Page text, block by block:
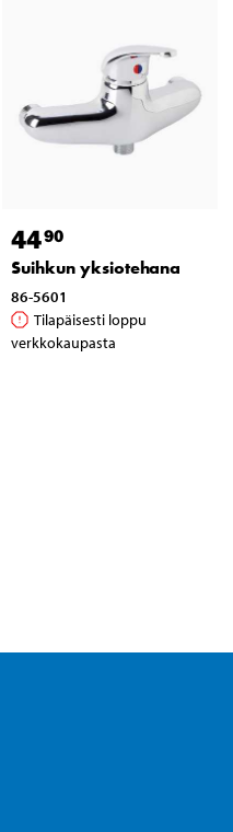
4490
Suihkun yksiotehana
86-5601
Tilapäisesti loppu
verkkokaupasta